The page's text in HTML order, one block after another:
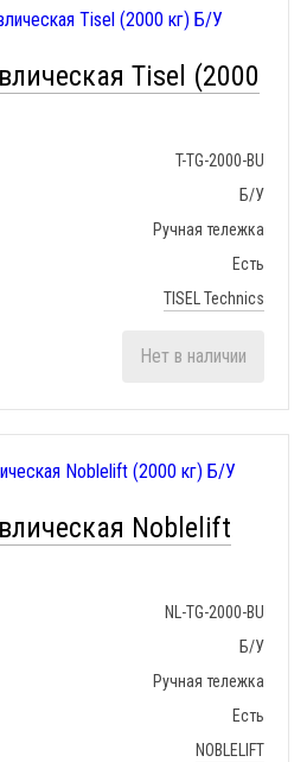
Tisel (2000
T-TG-2000-BU
Б/У
Ручная тележка
Есть
TISEL Technics
Нет в наличии
Noblelift
NL-TG-2000-BU
Б/У
Ручная тележка
Есть
NOBLELIFT